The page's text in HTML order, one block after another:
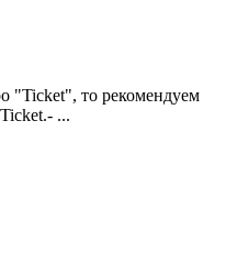
"Ticket", то рекомендуем
...